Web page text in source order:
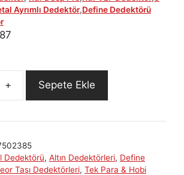
Ayrımlı Dedektör,Define Dedektörü
adet
Sepete Ekle
Dedektörü, Altın Dedektörleri, Define
Taşı Dedektörleri, Tek Para & Hobi